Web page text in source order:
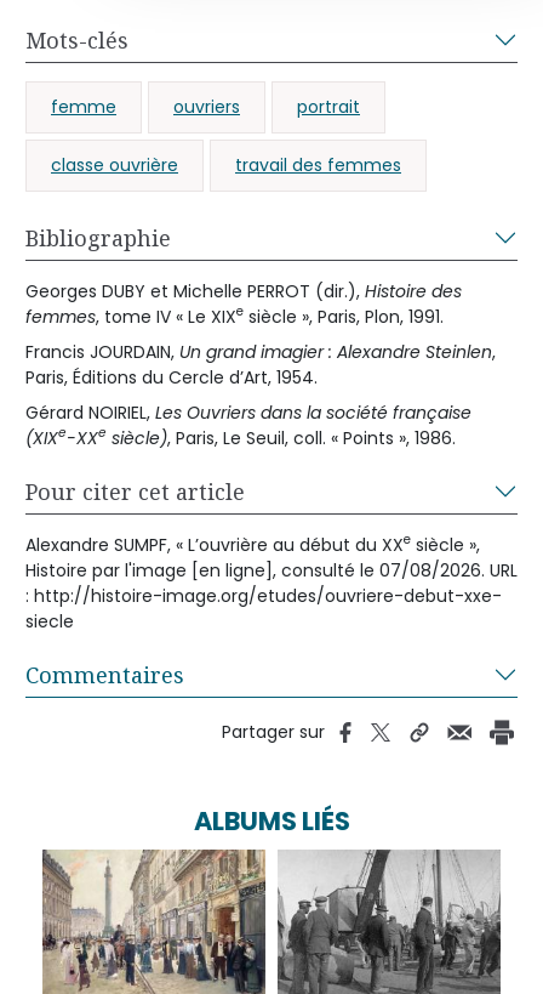
Mots-clés
femme ouvriers portrait
classe ouvrière travail des femmes
Bibliographie
Georges DUBY et Michelle PERROT (dir.), Histoire des
femmes, tome IV « Le XIXe siècle », Paris, Plon, 1991.
Francis JOURDAIN, Un grand imagier : Alexandre Steinlen,
Paris, Éditions du Cercle d’Art, 1954.
Gérard NOIRIEL, Les Ouvriers dans la société française
(XIXe-XXe siècle), Paris, Le Seuil, coll. « Points », 1986.
Pour citer cet article
Alexandre SUMPF, « L’ouvrière au début du XXe siècle »,
Histoire par l'image [en ligne], consulté le 07/08/2026. URL
: http://histoire-image.org/etudes/ouvriere-debut-xxe-
siecle
Commentaires
Partager sur
ALBUMS LIÉS